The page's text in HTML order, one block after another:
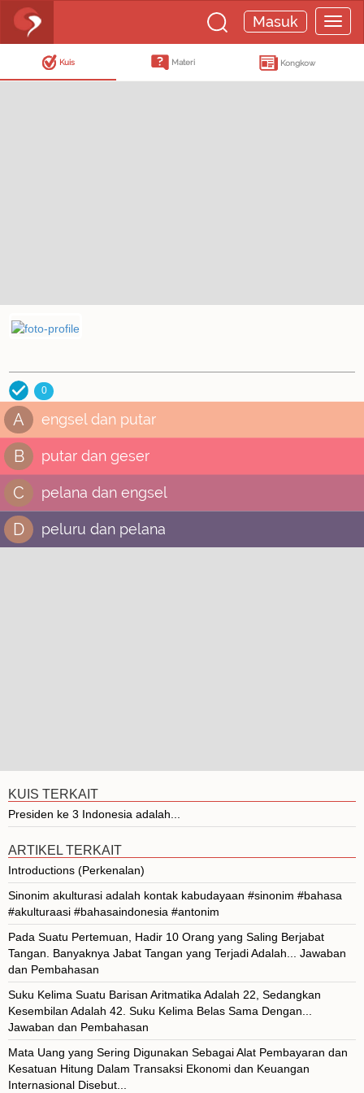
Masuk
Kuis Materi Kongkow
0
A engsel dan putar
B putar dan geser
C pelana dan engsel
D peluru dan pelana
KUIS TERKAIT
Presiden ke 3 Indonesia adalah...
ARTIKEL TERKAIT
Introductions (Perkenalan)
Sinonim akulturasi adalah kontak kabudayaan #sinonim #bahasa
#akulturaasi #bahasaindonesia #antonim
Pada Suatu Pertemuan, Hadir 10 Orang yang Saling Berjabat
Tangan. Banyaknya Jabat Tangan yang Terjadi Adalah... Jawaban
dan Pembahasan
Suku Kelima Suatu Barisan Aritmatika Adalah 22, Sedangkan
Kesembilan Adalah 42. Suku Kelima Belas Sama Dengan...
Jawaban dan Pembahasan
Mata Uang yang Sering Digunakan Sebagai Alat Pembayaran dan
Kesatuan Hitung Dalam Transaksi Ekonomi dan Keuangan
Internasional Disebut...